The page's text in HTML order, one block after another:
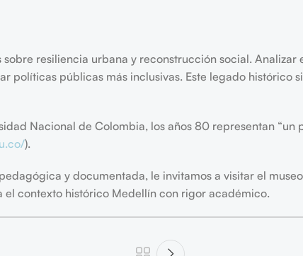
resiliencia urbana y reconstrucción social.
políticas públicas más inclusivas. Este legado histórico
Nacional de Colombia, los años 80 representan
).
y documentada, le invitamos a visitar el
el contexto histórico Medellín con rigor académico.